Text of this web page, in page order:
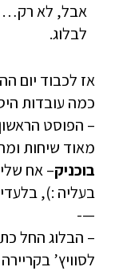
אבל, לא רק…
לבלוג.
אז לכבוד יום
כמה עובדות
מאוד שיחות
בוכניק– אח
בעליה :),
—-
– הבלוג החל
לסוויץ’